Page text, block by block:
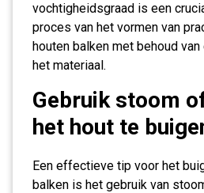
vochtigheidsgraad is een
proces van het vormen van
houten balken met behoud
het materiaal.
Gebruik stoom
het hout te
Een effectieve tip voor het
balken is het gebruik van